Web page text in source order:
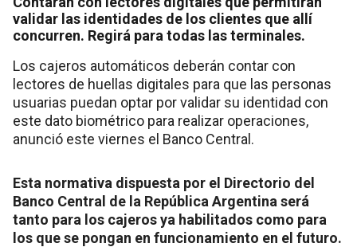
validar las identidades de los clientes que allí
concurren. Regirá para todas las terminales.
Los cajeros automáticos deberán contar con
lectores de huellas digitales para que las personas
usuarias puedan optar por validar su identidad con
este dato biométrico para realizar operaciones,
anunció este viernes el Banco Central.
Esta normativa dispuesta por el Directorio del
Banco Central de la República Argentina será
tanto para los cajeros ya habilitados como para
los que se pongan en funcionamiento en el futuro.